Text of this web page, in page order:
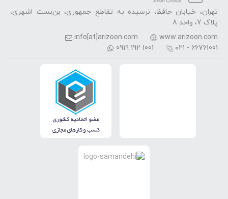
تهران، خیابان حافظ، نرسیده به تقاطع جمهوری، بن‌بست اشهری،
پلاک 7، واحد 8
www.arizoon.com
info[at]arizoon.com
۰۲۱ - 66761001
0919 192 1001